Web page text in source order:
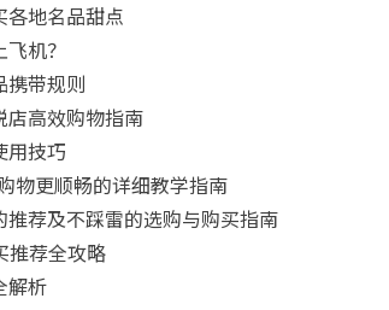
地名品甜点
机？
携带规则
高效购物指南
用技巧
物更顺畅的详细教学指南
荐及不踩雷的选购与购买指南
推荐全攻略
解析